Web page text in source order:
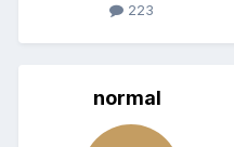
223
normal